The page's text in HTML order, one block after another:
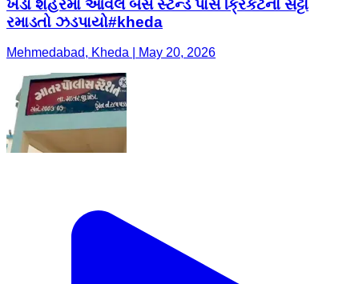
ખેડા શહેરમાં આવેલ બસ સ્ટેન્ડ પાસે ક્રિકેટનો સટ્ટો
રમાડતો ઝડપાયો#kheda
Mehmedabad, Kheda | May 20, 2026